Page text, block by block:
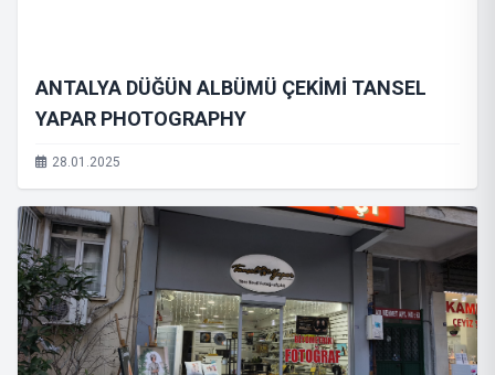
ANTALYA DÜĞÜN ALBÜMÜ ÇEKİMİ TANSEL
YAPAR PHOTOGRAPHY
28.01.2025